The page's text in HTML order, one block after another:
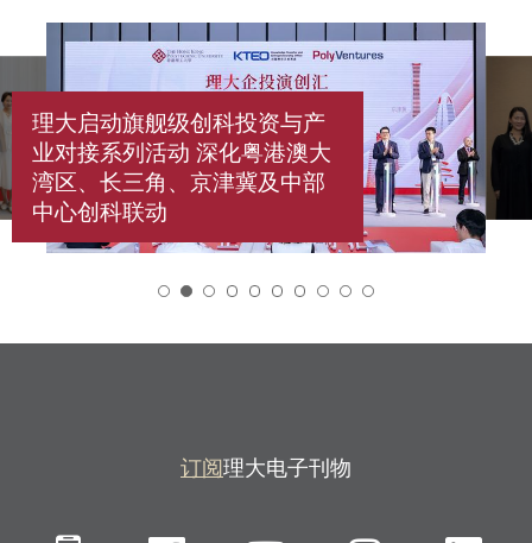
理大启动旗舰级创科投资与产
业对接系列活动 深化粤港澳大
湾区、长三角、京津冀及中部
中心创科联动
订阅理大电子刊物